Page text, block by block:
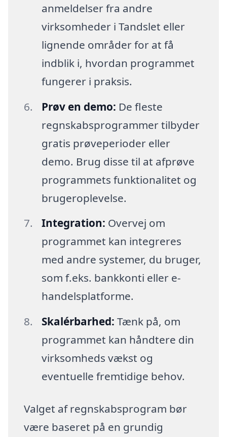
anmeldelser fra andre
virksomheder i Tandslet eller
lignende områder for at få
indblik i, hvordan programmet
fungerer i praksis.
Prøv en demo: De fleste
regnskabsprogrammer tilbyder
gratis prøveperioder eller
demo. Brug disse til at afprøve
programmets funktionalitet og
brugeroplevelse.
Integration: Overvej om
programmet kan integreres
med andre systemer, du bruger,
som f.eks. bankkonti eller e-
handelsplatforme.
Skalérbarhed: Tænk på, om
programmet kan håndtere din
virksomheds vækst og
eventuelle fremtidige behov.
Valget af regnskabsprogram bør
være baseret på en grundig